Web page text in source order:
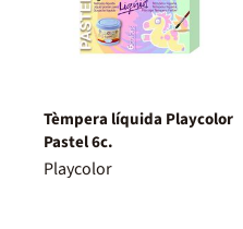
Tèmpera líquida Playcolor
Pastel 6c.
Playcolor